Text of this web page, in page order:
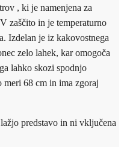
, ki je namenjena za
zaščito in je temperaturno
Izdelan je iz kakovostnega
zelo lahek, kar omogoča
lahko skozi spodnjo
68 cm in ima zgoraj
predstavo in ni vključena